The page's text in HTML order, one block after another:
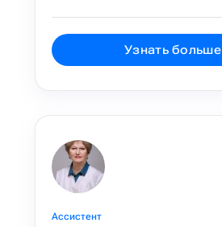
Узнать больше
Ассистент